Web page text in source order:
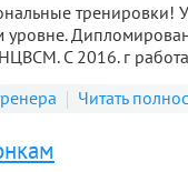
тренировки!
С 2016. г
Читать